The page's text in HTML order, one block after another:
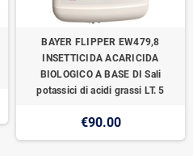
BAYER FLIPPER EW479,8
INSETTICIDA ACARICIDA
BIOLOGICO A BASE DI Sali
potassici di acidi grassi LT. 5
€90.00